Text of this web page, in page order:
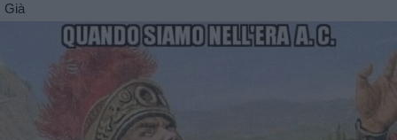
Già